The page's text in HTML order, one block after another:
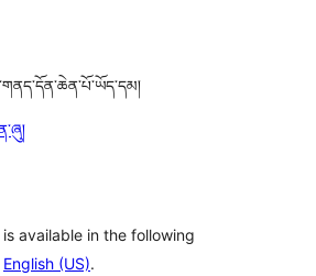
available in the following
English (US).